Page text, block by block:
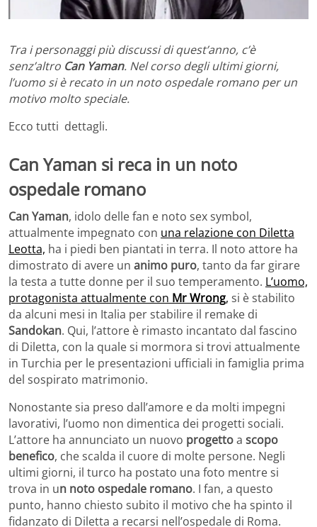
Tra i personaggi più discussi di quest’anno, c’è
senz’altro Can Yaman. Nel corso degli ultimi giorni,
l’uomo si è recato in un noto ospedale romano per un
motivo molto speciale.
Ecco tutti dettagli.
Can Yaman si reca in un noto
ospedale romano
Can Yaman, idolo delle fan e noto sex symbol,
attualmente impegnato con una relazione con Diletta
Leotta, ha i piedi ben piantati in terra. Il noto attore ha
dimostrato di avere un animo puro, tanto da far girare
la testa a tutte donne per il suo temperamento. L’uomo,
protagonista attualmente con Mr Wrong, si è stabilito
da alcuni mesi in Italia per stabilire il remake di
Sandokan. Qui, l’attore è rimasto incantato dal fascino
di Diletta, con la quale si mormora si trovi attualmente
in Turchia per le presentazioni ufficiali in famiglia prima
del sospirato matrimonio.
Nonostante sia preso dall’amore e da molti impegni
lavorativi, l’uomo non dimentica dei progetti sociali.
L’attore ha annunciato un nuovo progettoa scopo
benefico, che scalda il cuore di molte persone. Negli
ultimi giorni, il turco ha postato una foto mentre si
trova in un noto ospedale romano. I fan, a questo
punto, hanno chiesto subito il motivo che ha spinto il
fidanzato di Diletta a recarsi nell’ospedale di Roma.